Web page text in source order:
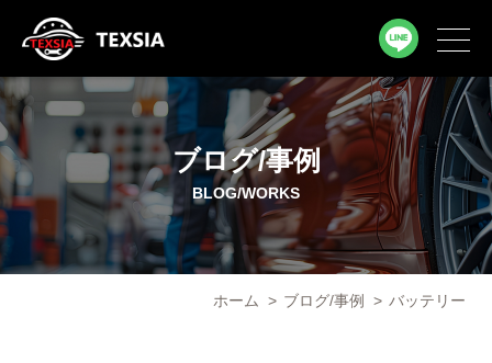
ブログ/事例
BLOG/WORKS
ホーム > ブログ/事例 > バッテリー